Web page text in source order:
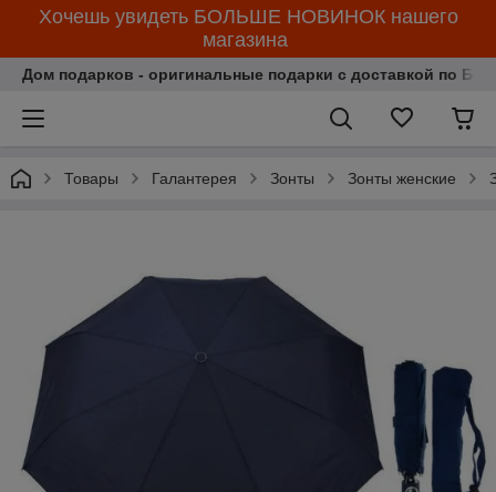
Хочешь увидеть БОЛЬШЕ НОВИНОК нашего
магазина
Дом подарков - оригинальные подарки с доставкой по
Товары Галантерея Зонты Зонты женские